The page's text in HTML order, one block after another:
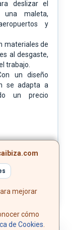
deslizar el
maleta,
y
materiales de
al desgaste,
trabajo.
un diseño
se adapta a
un precio
para portátil
mejorar
cómo
de Cookies